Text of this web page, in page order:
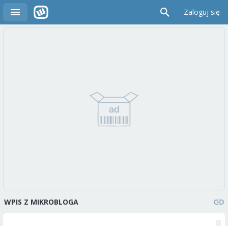
Zaloguj się
WPIS Z MIKROBLOGA